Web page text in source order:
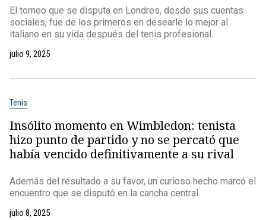
El torneo que se disputa en Londres, desde sus cuentas
sociales, fue de los primeros en desearle lo mejor al
italiano en su vida después del tenis profesional.
julio 9, 2025
Tenis
Insólito momento en Wimbledon: tenista
hizo punto de partido y no se percató que
había vencido definitivamente a su rival
Además del resultado a su favor, un curioso hecho marcó el
encuentro que se disputó en la cancha central.
julio 8, 2025